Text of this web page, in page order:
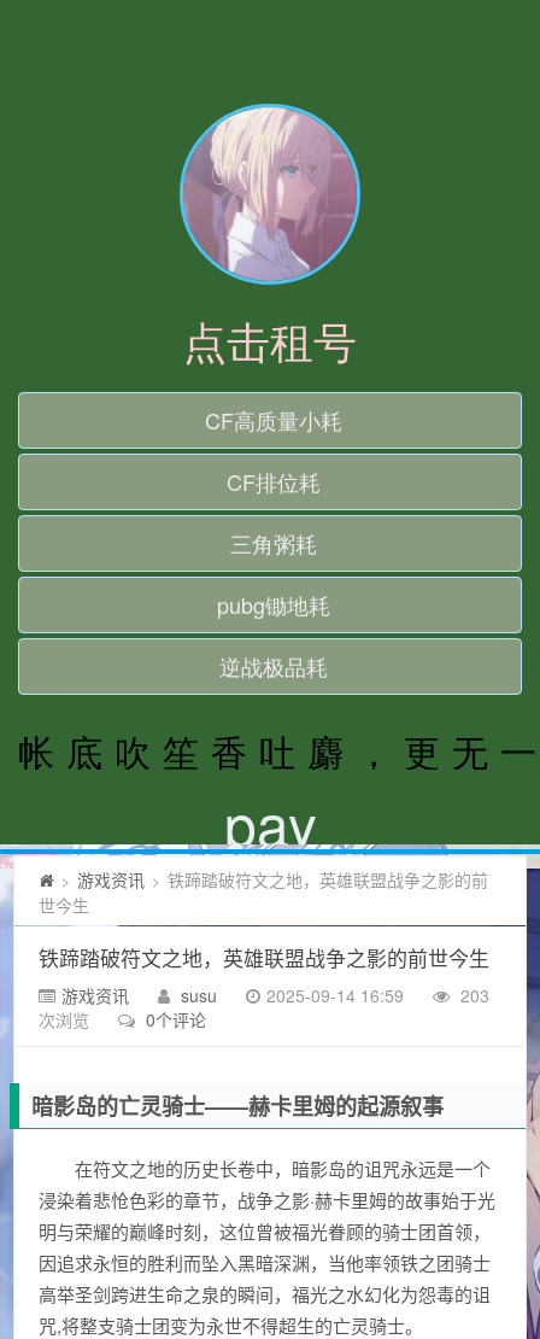
> 游戏资讯 > 铁蹄踏破符文之地，英雄联盟战争之影的前
世今生
铁蹄踏破符文之地，英雄联盟战争之影的前世今生
游戏资讯 susu 2025-09-14 16:59
203
次浏览
0个评论
暗影岛的亡灵骑士——赫卡里姆的起源叙事
在符文之地的历史长卷中，暗影岛的诅咒永远是一个
浸染着悲怆色彩的章节，战争之影·赫卡里姆的故事始于光
明与荣耀的巅峰时刻，这位曾被福光眷顾的骑士团首领，
因追求永恒的胜利而坠入黑暗深渊，当他率领铁之团骑士
高举圣剑跨进生命之泉的瞬间，福光之水幻化为怨毒的诅
咒,将整支骑士团变为永世不得超生的亡灵骑士。